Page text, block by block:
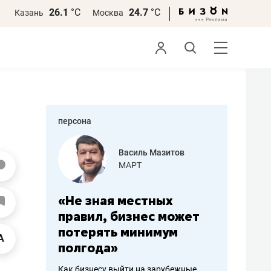
Казань 26.1 °С Москва 24.7 °С
персона
работа
Василь Мазитов
МАРТ
«Не зная местных
правил, бизнес может
потерять минимум
полгода»